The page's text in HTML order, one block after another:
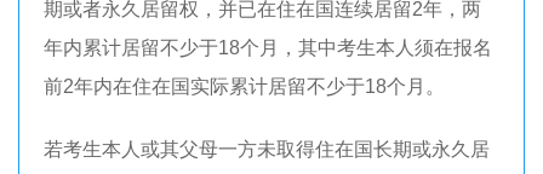
期或者永久居留权，并已在住在国连续居留2年，两
年内累计居留不少于18个月，其中考生本人须在报名
前2年内在住在国实际累计居留不少于18个月。
若考生本人或其父母一方未取得住在国长期或永久居